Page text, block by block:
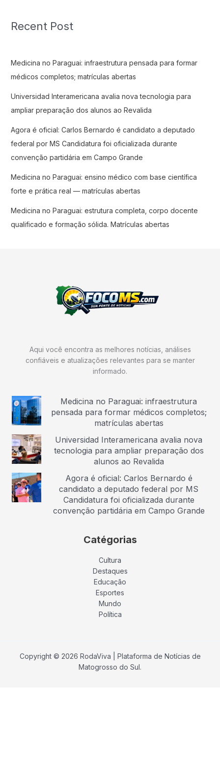
Recent Post
Medicina no Paraguai: infraestrutura pensada para formar
médicos completos; matrículas abertas
Universidad Interamericana avalia nova tecnologia para
ampliar preparação dos alunos ao Revalida
Agora é oficial: Carlos Bernardo é candidato a deputado
federal por MS Candidatura foi oficializada durante
convenção partidária em Campo Grande
Medicina no Paraguai: ensino médico com base científica
forte e prática real — matrículas abertas
Medicina no Paraguai: estrutura completa, corpo docente
qualificado e formação sólida. Matrículas abertas
Aqui você encontra as melhores notícias, análises
confiáveis e atualizações relevantes para se manter
informado.
Medicina no Paraguai: infraestrutura
pensada para formar médicos completos;
matrículas abertas
Universidad Interamericana avalia nova
tecnologia para ampliar preparação dos
alunos ao Revalida
Agora é oficial: Carlos Bernardo é
candidato a deputado federal por MS
Candidatura foi oficializada durante
convenção partidária em Campo Grande
Catégorias
Cultura
Destaques
Educação
Esportes
Mundo
Política
Copyright © 2026 RodaViva | Plataforma de Notícias de
Matogrosso do Sul.